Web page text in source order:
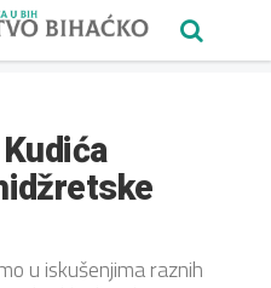
u iskušenjima raznih